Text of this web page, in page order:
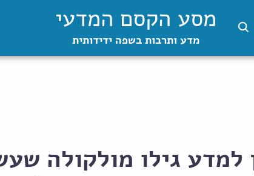
מסע הקסם המדעי
מדע ותרבות בשפה ידידותית
למדע גילו מולקולה